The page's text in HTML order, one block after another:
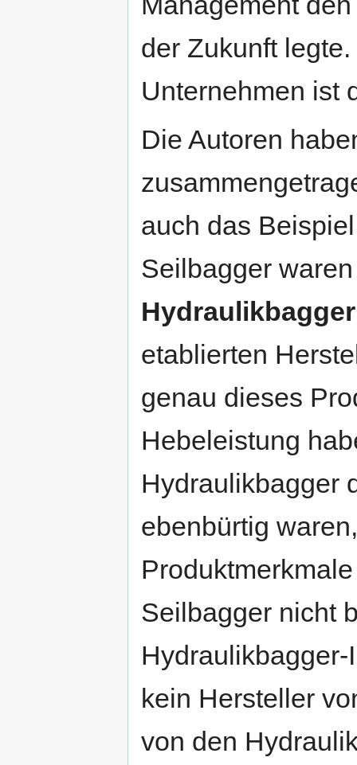
der Zukunft
Unternehmen ist
Die Autoren
auch das
Seilbagger
etablierten
genau dieses
Hebeleistung
Hydraulikbagger
ebenbürtig
Seilbagger nicht
kein Hersteller
von den